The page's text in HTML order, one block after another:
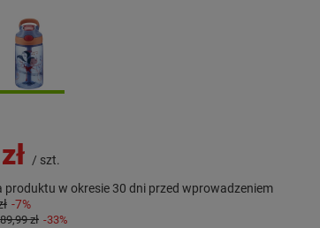
/ szt.
produktu w okresie 30 dni przed wprowadzeniem
-7%
89,99 zł -33%